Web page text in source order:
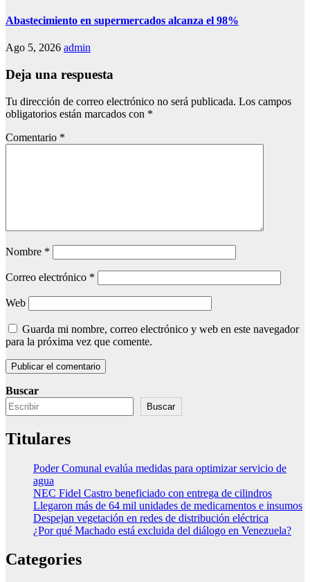
Abastecimiento en supermercados alcanza el 98%
Ago 5, 2026 admin
Deja una respuesta
Tu dirección de correo electrónico no será publicada. Los campos
obligatorios están marcados con *
Comentario *
Nombre *
Correo electrónico *
Web
Guarda mi nombre, correo electrónico y web en este navegador
para la próxima vez que comente.
Buscar
Buscar
Titulares
Poder Comunal evalúa medidas para optimizar servicio de
agua
NEC Fidel Castro beneficiado con entrega de cilindros
Llegaron más de 64 mil unidades de medicamentos e insumos
Despejan vegetación en redes de distribución eléctrica
¿Por qué Machado está excluida del diálogo en Venezuela?
Categories